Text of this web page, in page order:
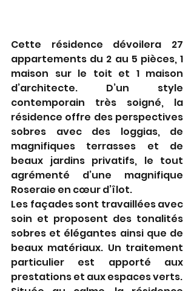
Cette résidence dévoilera 27
appartements du 2 au 5 pièces, 1
maison sur le toit et 1 maison
d’architecte. D’un style
contemporain très soigné, la
résidence offre des perspectives
sobres avec des loggias, de
magnifiques terrasses et de
beaux jardins privatifs, le tout
agrémenté d’une magnifique
Roseraie en cœur d’îlot.
Les façades sont travaillées avec
soin et proposent des tonalités
sobres et élégantes ainsi que de
beaux matériaux. Un traitement
particulier est apporté aux
prestations et aux espaces verts.